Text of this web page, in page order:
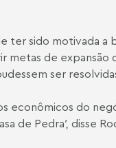
ter sido motivada
metas de expansão
ser
econômicos do
de Pedra′, disse